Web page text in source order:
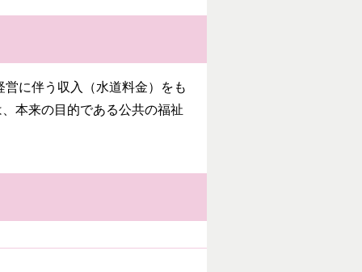
に伴う収入（水道料金）をも
本来の目的である公共の福祉